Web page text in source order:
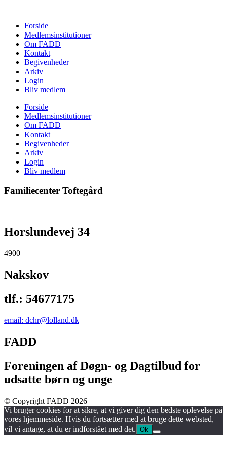
Forside
Medlemsinstitutioner
Om FADD
Kontakt
Begivenheder
Arkiv
Login
Bliv medlem
Forside
Medlemsinstitutioner
Om FADD
Kontakt
Begivenheder
Arkiv
Login
Bliv medlem
Familiecenter Toftegård
Horslundevej 34
4900
Nakskov
tlf.: 54677175
email: dchr@lolland.dk
FADD
Foreningen af Døgn- og Dagtilbud for
udsatte børn og unge
© Copyright FADD 2026
Vi bruger cookies for at sikre, at vi giver dig den bedste oplevelse på
vores hjemmeside. Hvis du fortsætter med at bruge dette websted,
vil vi antage, at du er indforstået med det. Ok